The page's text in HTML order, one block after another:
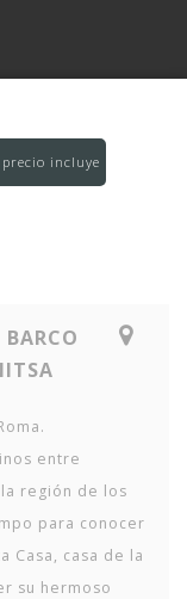
precio incluye
entre
región de los
para conocer
Casa, casa de la
su hermoso